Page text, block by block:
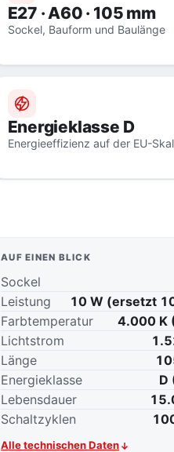
E27 · A60 · 105 mm
Sockel, Bauform und Baulänge
Energieklasse D
Energieeffizienz auf der EU-
AUF EINEN BLICK
Sockel
Leistung
10 W (ersetzt
Farbtemperatur
4.000 K
Lichtstrom
Länge
Energieklasse
D
Lebensdauer
Schaltzyklen
Alle technischen Daten